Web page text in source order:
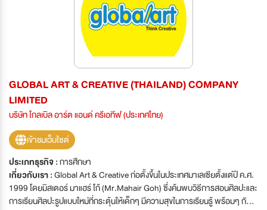
GLOBAL ART & CREATIVE (THAILAND) COMPANY
LIMITED
บริษัท โกลเบิล อาร์ต แอนด์ ครีเอทีฟ (ประเทศไทย)
เข้าชมเว็บไซต์
ประเภทธุรกิจ :การศึกษา
เกี่ยวกับเรา :Global Art & Creative ก่อตั้งขึ้นในประเทศมาเลเซียตั้งแต่ปี ค.ศ.
1999 โดยมิสเตอร์ มาแฮร์ โก้ (Mr.Mahair Goh) ซึ่งค้นพบวิธีการสอนศิลปะและ
การเรียนศิลปะรูปแบบใหม่ที่กระตุ้นให้เด็กๆ มีความสุขในการเรียนรู้ พร้อมๆ กับ